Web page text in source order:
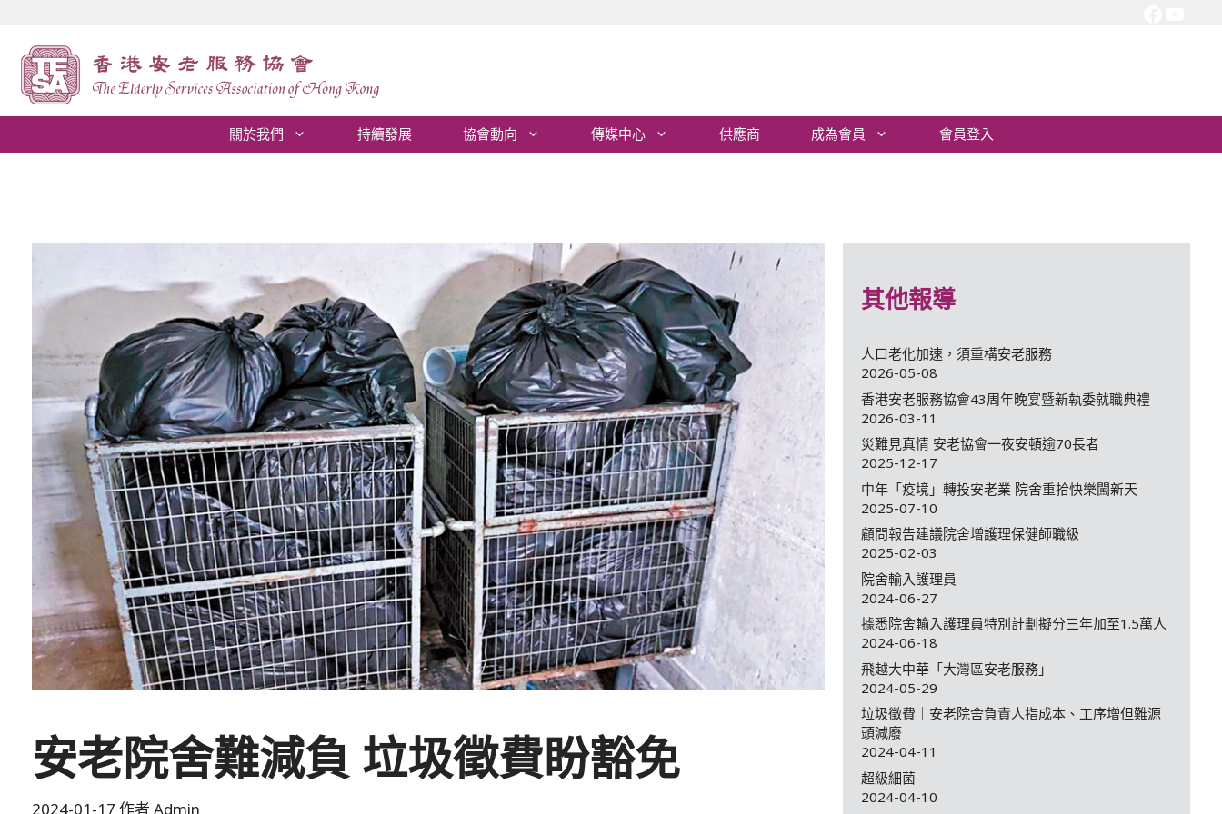
關於我們 持續發展 協會動向 傳媒中心 供應商 成為會員 會員登入
安老院舍難減負 垃圾徵費盼豁免
2024-01-17 作者 Admin
其他報導
人口老化加速，須重構安老服務
2026-05-08
香港安老服務協會43周年晚宴暨新執委就職典禮
2026-03-11
災難見真情 安老協會一夜安頓逾70長者
2025-12-17
中年「疫境」轉投安老業 院舍重拾快樂闖新天
2025-07-10
顧問報告建議院舍增護理保健師職級
2025-02-03
院舍輸入護理員
2024-06-27
據悉院舍輸入護理員特別計劃擬分三年加至1.5萬人
2024-06-18
飛越大中華「大灣區安老服務」
2024-05-29
垃圾徵費｜安老院舍負責人指成本、工序增但難源
頭減廢
2024-04-11
超級細菌
2024-04-10